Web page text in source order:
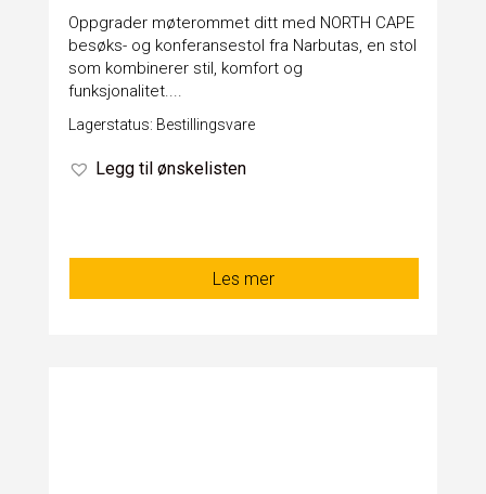
​Oppgrader møterommet ditt med NORTH CAPE
besøks- og konferansestol fra Narbutas, en stol
som kombinerer stil, komfort og
funksjonalitet....
Lagerstatus: Bestillingsvare
Legg til ønskelisten
Les mer